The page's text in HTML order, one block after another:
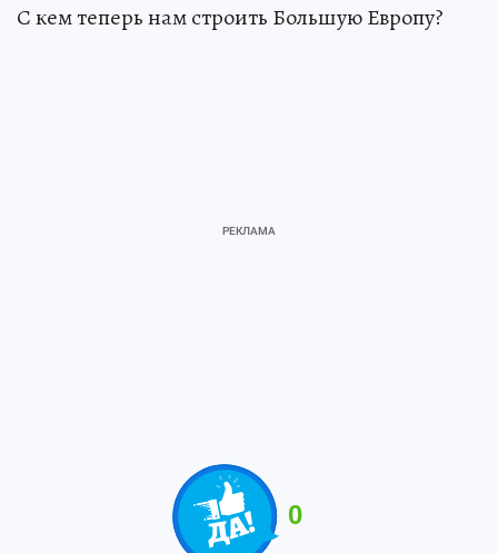
С кем теперь нам строить Большую Европу?
0